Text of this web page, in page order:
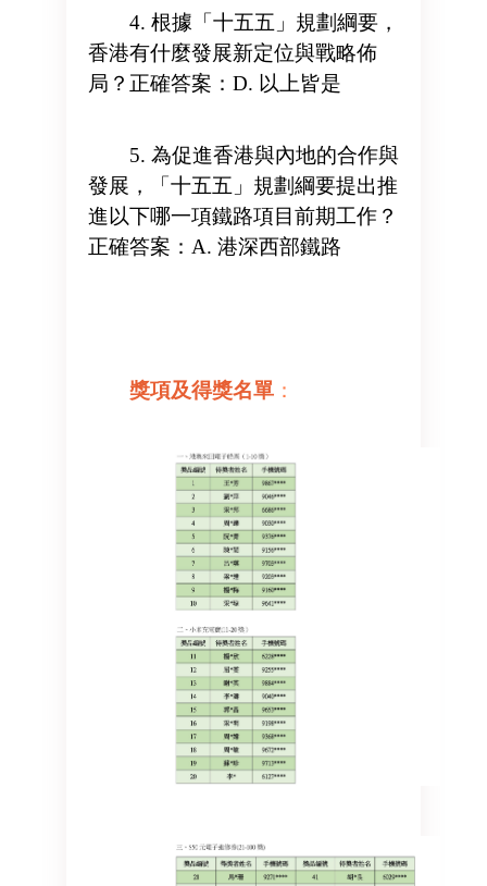
4. 根據「十五五」規劃綱要，
香港有什麼發展新定位與戰略佈
局？正確答案：D. 以上皆是
5. 為促進香港與內地的合作與
發展，「十五五」規劃綱要提出推
進以下哪一項鐵路項目前期工作？
正確答案：A. 港深西部鐵路
獎項及得獎名單：